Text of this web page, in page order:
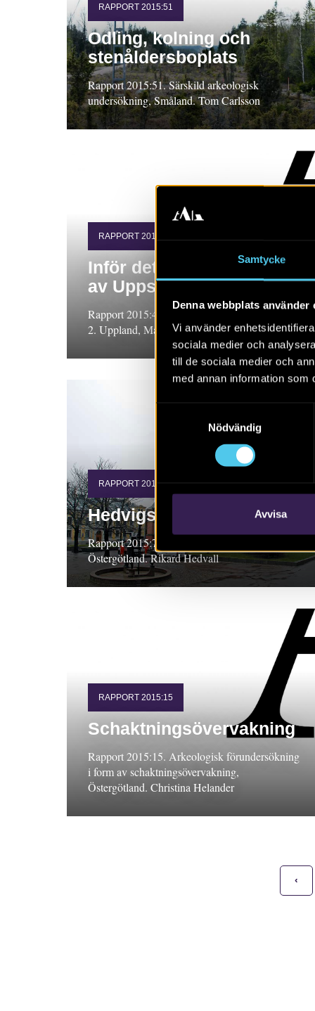
Samtycke
Denna webbplats använder
Vi använder
sociala medier och
till de sociala medier och
med annan information som
Nödvändig
Avvisa
RAPPORT 2015:51
Odling, kolning och
stenåldersboplats
Rapport 2015:51. Särskild arkeologisk
undersökning, Småland. Tom Carlsson
RAPPORT 2015:42
Inför detaljplaneläggning
av Uppsala arena
Rapport 2015:42. Arkeologisk utredning, etapp
2. Uppland, Magnus Lindberg
RAPPORT 2015:7
Hedvigs kyrka
Rapport 2015:7. Arkeologisk förundersökning,
Östergötland. Rikard Hedvall
RAPPORT 2015:15
Schaktningsövervakning
Rapport 2015:15. Arkeologisk förundersökning
i form av schaktningsövervakning,
Östergötland. Christina Helander
‹